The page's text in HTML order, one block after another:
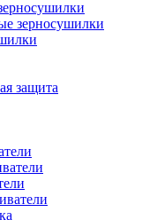
зерносушилки
защита